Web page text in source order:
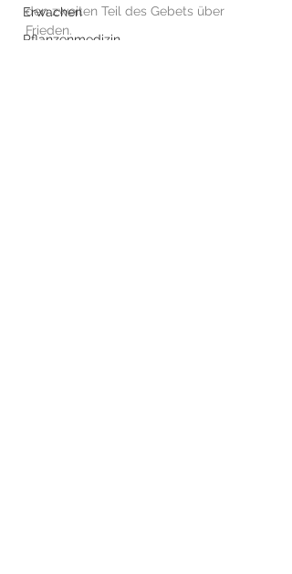
Erwachen
Pflanzenmedizin
den zweiten Teil des Gebets über
Frieden.